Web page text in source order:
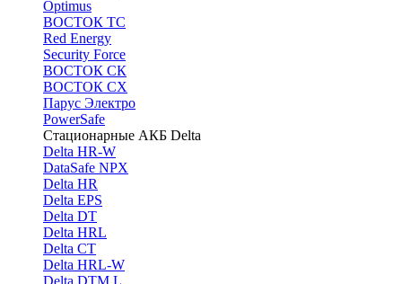
Optimus
ВОСТОК ТС
Red Energy
Security Force
ВОСТОК СК
ВОСТОК СХ
Парус Электро
PowerSafe
Стационарные АКБ Delta
Delta HR-W
DataSafe NPX
Delta HR
Delta EPS
Delta DT
Delta HRL
Delta CT
Delta HRL-W
Delta DTM L